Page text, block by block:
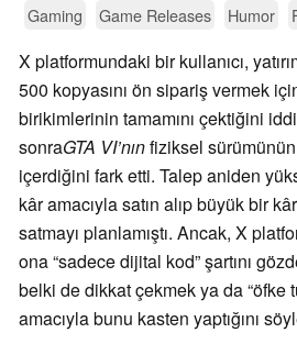
Gaming Game Releases Humor
X platformundaki bir kullanıcı,
500 kopyasını ön sipariş vermek
birikimlerinin tamamını çektiğini
sonraGTA VI’nınfiziksel
içerdiğini fark etti. Talep aniden
kâr amacıyla satın alıp büyük bir
satmayı planlamıştı. Ancak, X
ona “sadece dijital kod” şartını
belki de dikkat çekmek ya da “öfke
amacıyla bunu kasten yaptığını